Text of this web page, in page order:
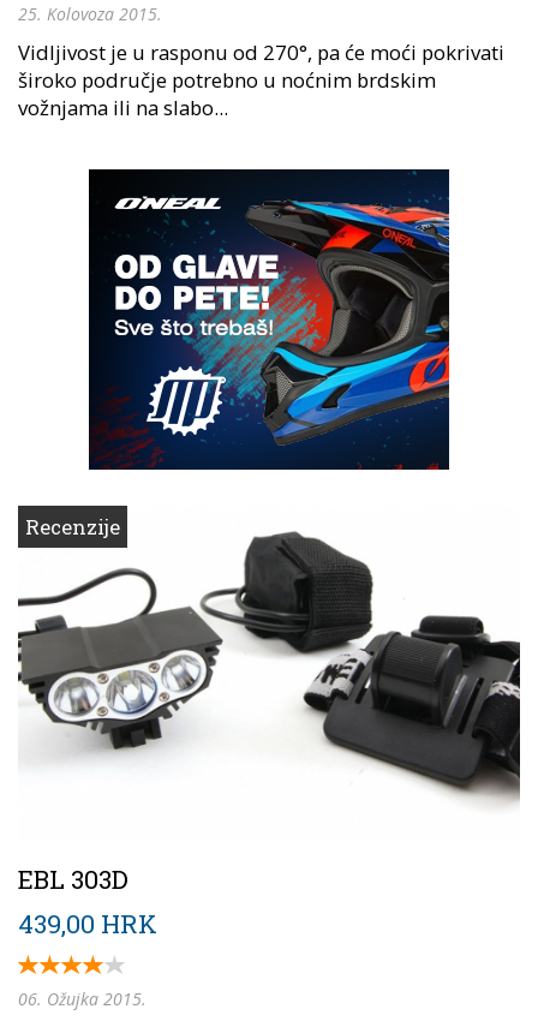
25. Kolovoza 2015.
Vidljivost je u rasponu od 270°, pa će moći pokrivati
široko područje potrebno u noćnim brdskim
vožnjama ili na slabo...
Recenzije
EBL 303D
439,00 HRK
06. Ožujka 2015.